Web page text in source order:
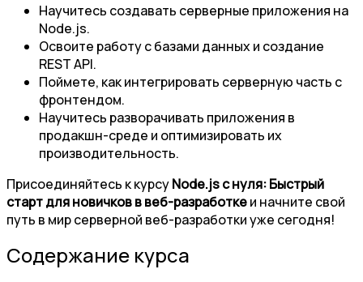
Научитесь создавать серверные приложения на
Node.js.
Освоите работу с базами данных и создание
REST API.
Поймете, как интегрировать серверную часть с
фронтендом.
Научитесь разворачивать приложения в
продакшн-среде и оптимизировать их
производительность.
Присоединяйтесь к курсуNode.js с нуля: Быстрый
старт для новичков в веб-разработкеи начните свой
путь в мир серверной веб-разработки уже сегодня!
Содержание курса